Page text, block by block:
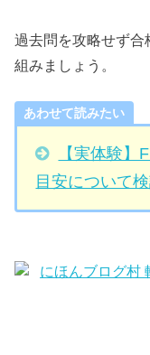
過去問を攻略せず合
組みましょう。
あわせて読みたい
【実体験
目安について検